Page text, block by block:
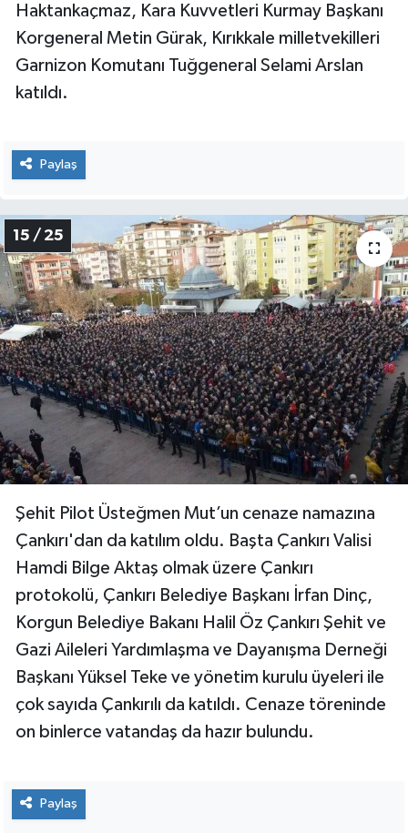
Ulaştırma, Denizcilik ve Haberleşme Bakanı
Ahmet Arslan, Kırıkkale Valisi Mehmet İlker
Haktankaçmaz, Kara Kuvvetleri Kurmay Başkanı
Korgeneral Metin Gürak, Kırıkkale milletvekilleri
Garnizon Komutanı Tuğgeneral Selami Arslan
katıldı.
Paylaş
15 / 25